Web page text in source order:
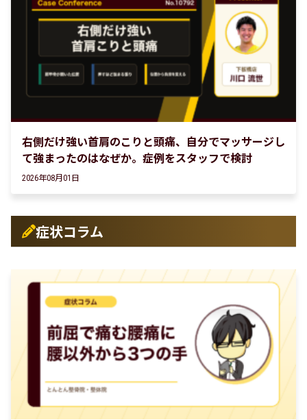
右側だけ強い首肩のこりと頭痛、自分でマッサージし
て強まったのはなぜか。症例をスタッフで検討
2026年08月01日
症状コラム